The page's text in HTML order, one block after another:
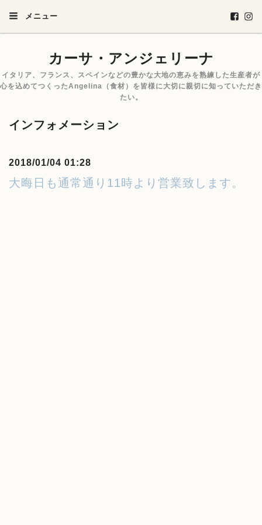
メニュー
カーサ・アンジェリーナ
イタリア、フランス、スペインなどの豊かな大地の恵みを熟練した生産者が
心を込めてつくったAngelina（食材）を皆様に大切に親切に知っていただき
たい。
インフォメーション
2018/01/04 01:28
大晦日も通常通り11時より営業致します。